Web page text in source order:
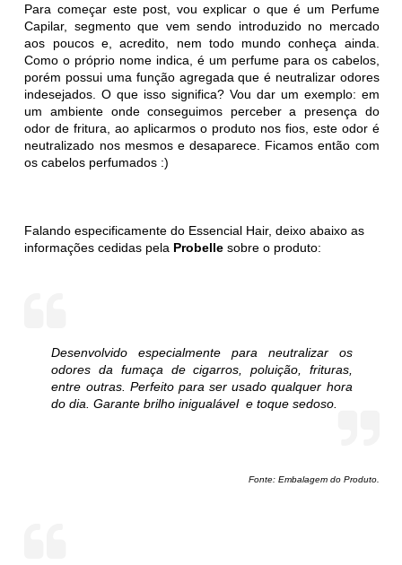
Para começar este post, vou explicar o que é um Perfume
Capilar, segmento que vem sendo introduzido no mercado
aos poucos e, acredito, nem todo mundo conheça ainda.
Como o próprio nome indica, é um perfume para os cabelos,
porém possui uma função agregada que é neutralizar odores
indesejados. O que isso significa? Vou dar um exemplo: em
um ambiente onde conseguimos perceber a presença do
odor de fritura, ao aplicarmos o produto nos fios, este odor é
neutralizado nos mesmos e desaparece. Ficamos então com
os cabelos perfumados :)
Falando especificamente do Essencial Hair, deixo abaixo as
informações cedidas pela Probelle sobre o produto:
Desenvolvido especialmente para neutralizar os
odores da fumaça de cigarros, poluição, frituras,
entre outras. Perfeito para ser usado qualquer hora
do dia. Garante brilho inigualável e toque sedoso.
Fonte: Embalagem do Produto.